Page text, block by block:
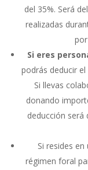
del 35%. Será
realizadas
Si eres
podrás deducir
Si llevas
donando
deducción será
Si resides
régimen foral